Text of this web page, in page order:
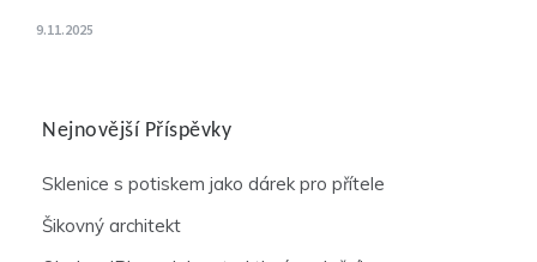
9.11.2025
Nejnovější Příspěvky
Sklenice s potiskem jako dárek pro přítele
Šikovný architekt